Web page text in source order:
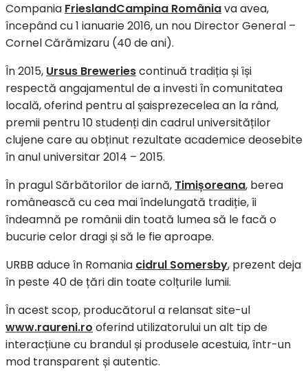
Compania FrieslandCampina Româniava avea,
începând cu 1 ianuarie 2016, un nou Director General –
Cornel Cărămizaru (40 de ani).
În 2015, Ursus Breweriescontinuă tradiția și își
respectă angajamentul de a investi în comunitatea
locală, oferind pentru al șaisprezecelea an la rând,
premii pentru 10 studenți din cadrul universităților
clujene care au obținut rezultate academice deosebite
în anul universitar 2014 – 2015.
În pragul Sărbătorilor de iarnă, Timișoreana, berea
românească cu cea mai îndelungată tradiție, îi
îndeamnă pe românii din toată lumea să le facă o
bucurie celor dragi și să le fie aproape.
URBB aduce în Romania cidrul Somersby, prezent deja
în peste 40 de țări din toate colțurile lumii.
În acest scop, producătorul a relansat site-ul
www.raureni.ro oferind utilizatorului un alt tip de
interacțiune cu brandul și produsele acestuia, într-un
mod transparent și autentic.